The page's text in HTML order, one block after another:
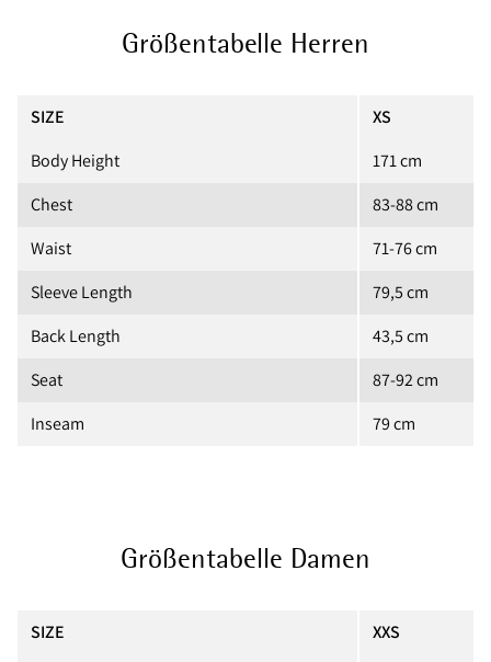
Größentabelle Herren
SIZE
Body Height
Chest
Waist
Sleeve Length
Back Length
Seat
Inseam
XS
171 cm
83-88 cm
71-76 cm
79,5 cm
43,5 cm
87-92 cm
79 cm
Größentabelle Damen
SIZE
XXS